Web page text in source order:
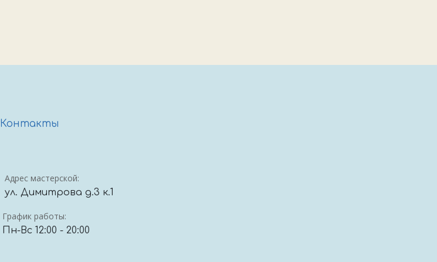
Контакты
Адрес мастерской:
ул. Димитрова д.3 к.1
График работы:
Пн-Вс 12:00 - 20:00